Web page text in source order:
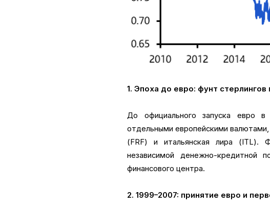
1. Эпоха до евро: фунт
До официального запуска евро
отдельными европейскими
(FRF) и итальянская лира (ITL).
независимой денежно-кредитной
финансового центра.
2. 1999–2007: принятие евро и